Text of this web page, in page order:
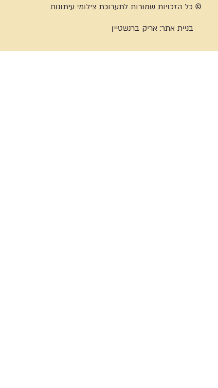
© כל הזכויות שמורות לתערוכת צילומי עיתונות
בניית אתר:אריק ברנשטיין